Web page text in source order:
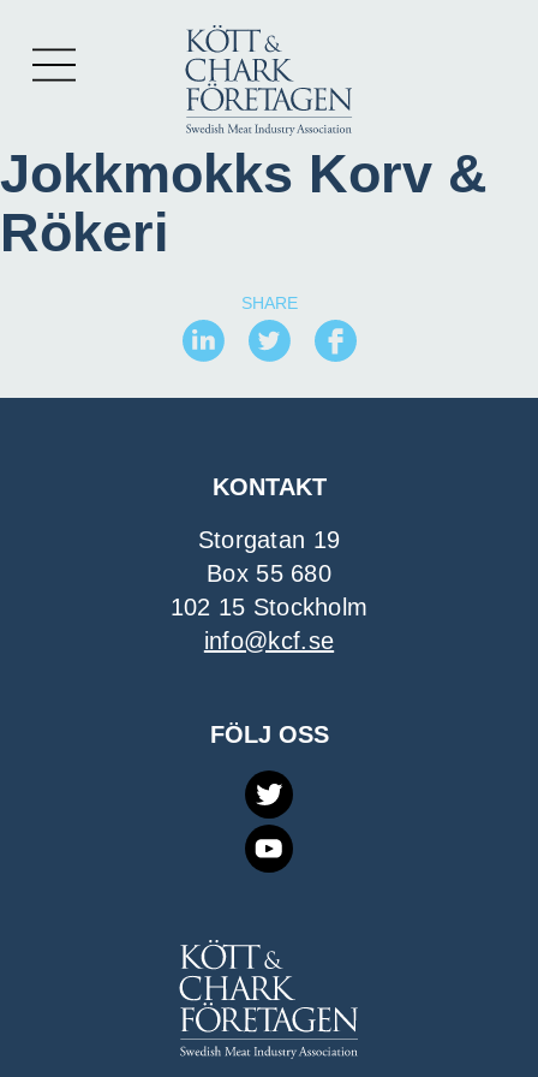
Jokkmokks Korv &
Rökeri
SHARE
KONTAKT
Storgatan 19
Box 55 680
102 15 Stockholm
info@kcf.se
FÖLJ OSS